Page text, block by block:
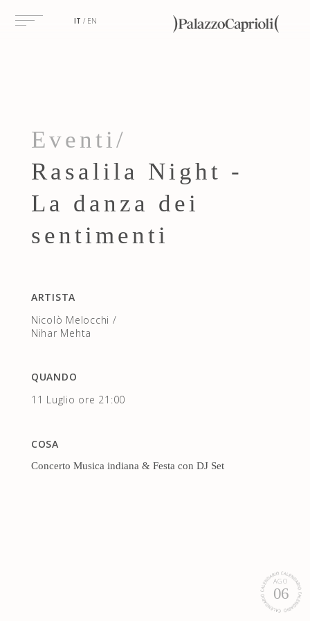
Eventi/
Rasalila Night -
La danza dei
sentimenti
ARTISTA
Nicolò Melocchi /
Nihar Mehta
QUANDO
11 Luglio ore 21:00
COSA
Concerto Musica indiana & Festa con DJ Set
IT EN
AGO
06